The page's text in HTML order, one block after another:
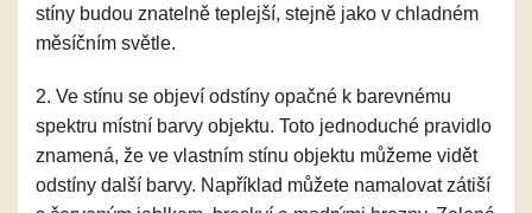
stíny budou znatelně teplejší, stejně jako v chladném
měsíčním světle.
2. Ve stínu se objeví odstíny opačné k barevnému
spektru místní barvy objektu. Toto jednoduché pravidlo
znamená, že ve vlastním stínu objektu můžeme vidět
odstíny další barvy. Například můžete namalovat zátiší